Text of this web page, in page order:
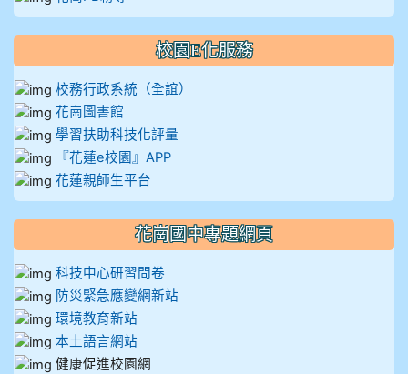
校園E化服務
校務行政系統（全誼）
花崗圖書館
學習扶助科技化評量
『花蓮e校園』APP
花蓮親師生平台
花崗國中專題網頁
科技中心研習問卷
防災緊急應變網新站
環境教育新站
本土語言網站
健康促進校園網